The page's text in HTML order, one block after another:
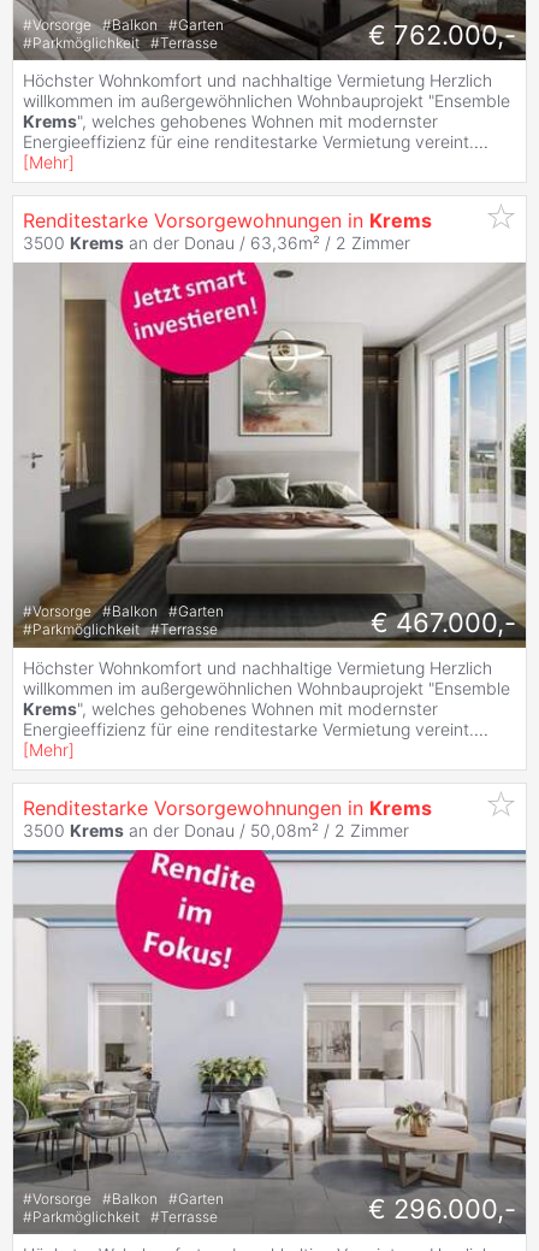
#Vorsorge #Balkon #Garten
#Parkmöglichkeit #Terrasse € 762.000,-
Höchster Wohnkomfort und nachhaltige Vermietung Herzlich
willkommen im außergewöhnlichen Wohnbauprojekt "Ensemble
Krems", welches gehobenes Wohnen mit modernster
Energieeffizienz für eine renditestarke Vermietung vereint....
[Mehr]
Renditestarke Vorsorgewohnungen in Krems
3500 Krems an der Donau / 63,36m² / 2 Zimmer
#Vorsorge #Balkon #Garten
#Parkmöglichkeit #Terrasse € 467.000,-
Höchster Wohnkomfort und nachhaltige Vermietung Herzlich
willkommen im außergewöhnlichen Wohnbauprojekt "Ensemble
Krems", welches gehobenes Wohnen mit modernster
Energieeffizienz für eine renditestarke Vermietung vereint....
[Mehr]
Renditestarke Vorsorgewohnungen in Krems
3500 Krems an der Donau / 50,08m² / 2 Zimmer
#Vorsorge #Balkon #Garten
#Parkmöglichkeit #Terrasse € 296.000,-